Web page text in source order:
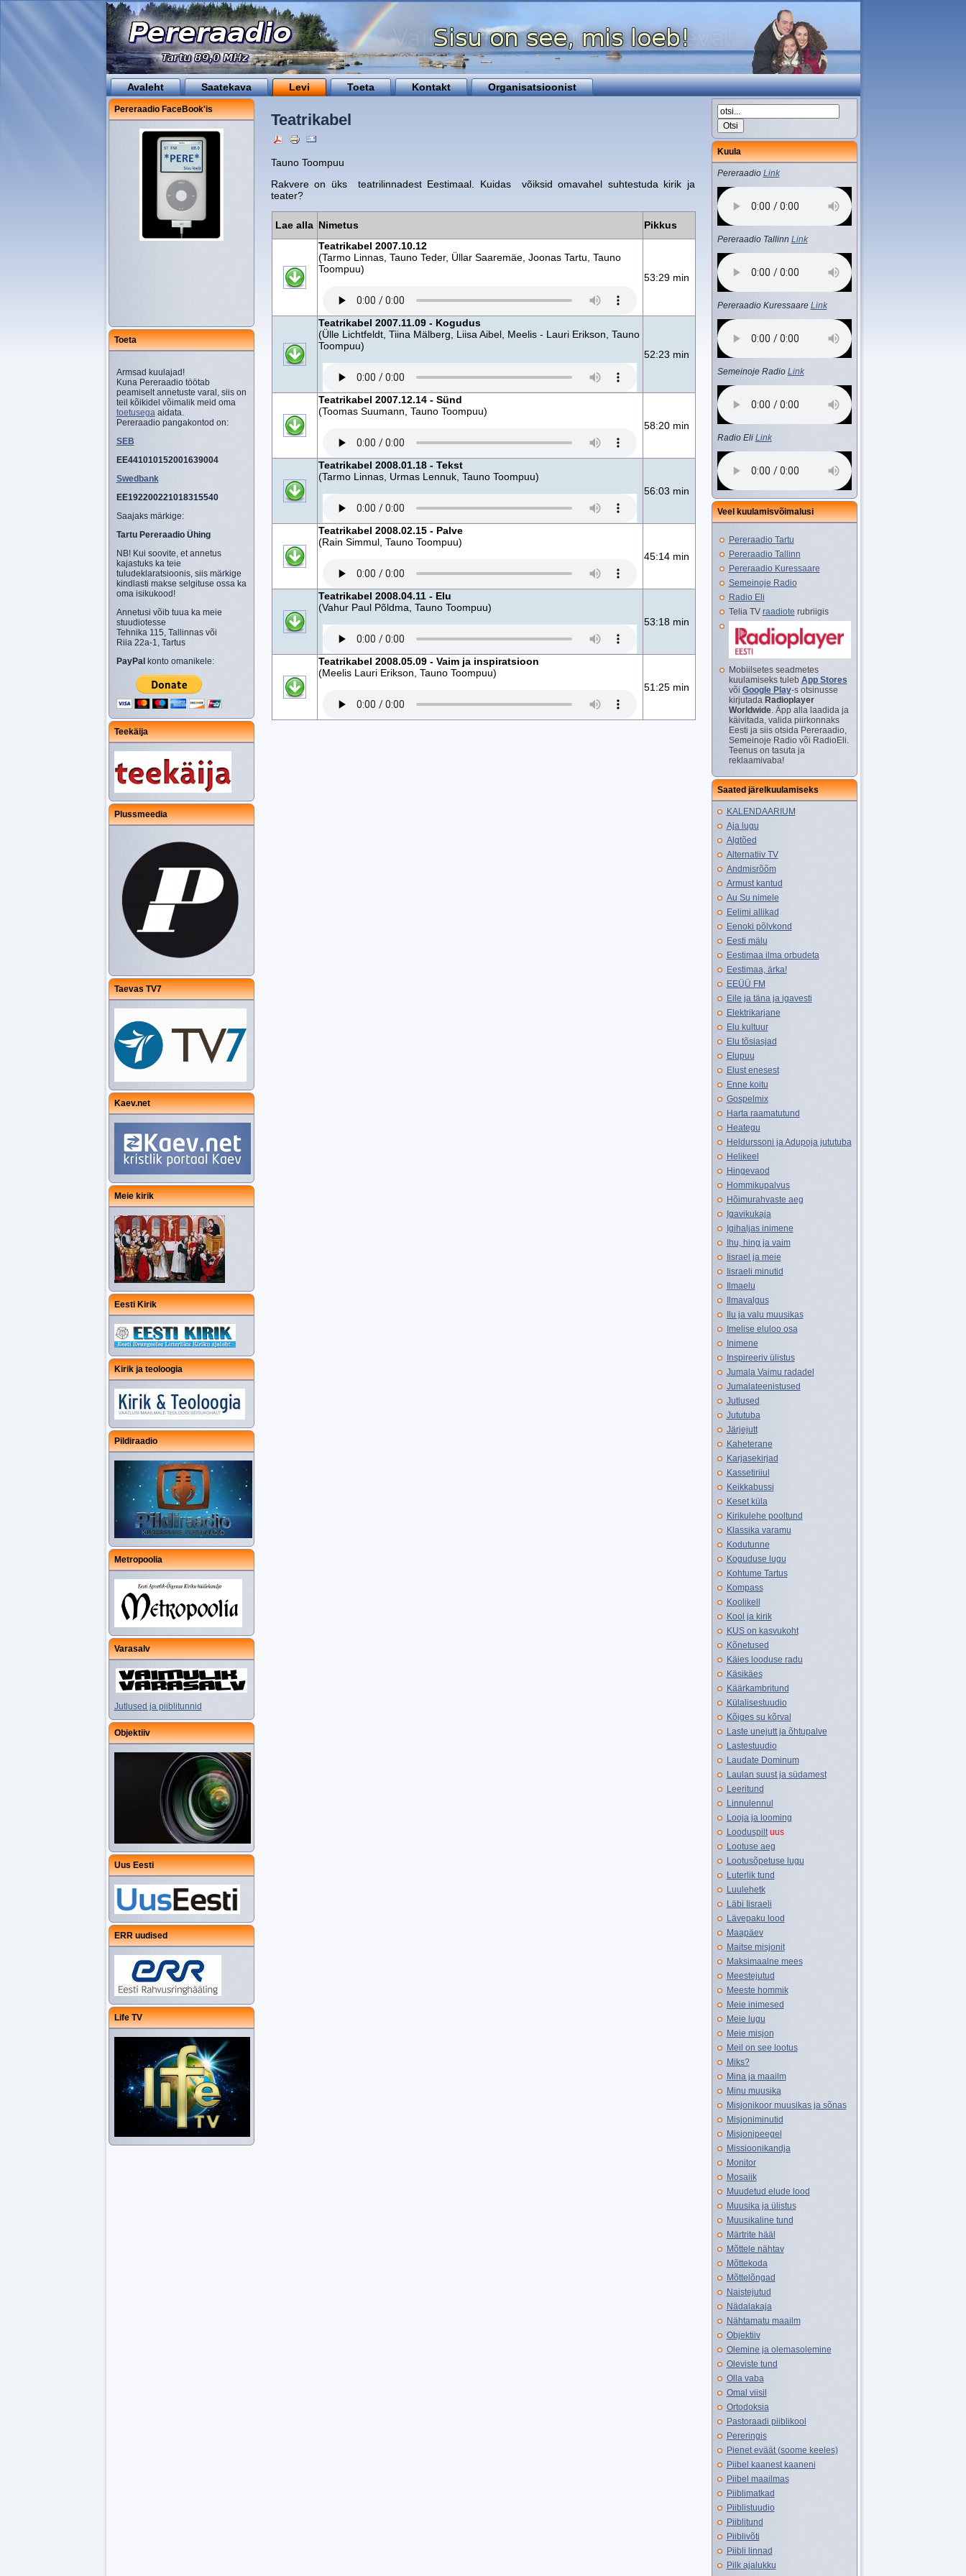
Avaleht Saatekava Levi Toeta Kontakt Organisatsioonist
Pereraadio FaceBook'is
Toeta
Armsad kuulajad!
Kuna Pereraadio töötab
peamiselt annetuste varal, siis on
teil kõikidel võimalik meid oma
toetusegaaidata.
Pereraadio pangakontod on:
SEB
EE441010152001639004
Swedbank
EE192200221018315540
Saajaks märkige:
Tartu Pereraadio Ühing
NB! Kui soovite, et annetus
kajastuks ka teie
tuludeklaratsioonis, siis märkige
kindlasti makse selgituse ossa ka
oma isikukood!
Annetusi võib tuua ka meie
stuudiotesse
Tehnika 115, Tallinnas või
Riia 22a-1, Tartus
PayPal konto omanikele:
Teekäija
Plussmeedia
Taevas TV7
Kaev.net
Meie kirik
Eesti Kirik
Kirik ja teoloogia
Pildiraadio
Metropoolia
Varasalv
Jutlused ja piiblitunnid
Objektiiv
Uus Eesti
ERR uudised
Life TV
Teatrikabel
Tauno Toompuu
Rakvere on üks teatrilinnadest Eestimaal. Kuidas võiksid omavahel suhtestuda kirik ja
teater?
Lae alla Nimetus
Pikkus
Teatrikabel 2007.10.12
(Tarmo Linnas, Tauno Teder, Üllar Saaremäe, Joonas Tartu, Tauno
Toompuu)
53:29 min
Teatrikabel 2007.11.09 - Kogudus
(Ülle Lichtfeldt, Tiina Mälberg, Liisa Aibel, Meelis - Lauri Erikson, Tauno
Toompuu)
52:23 min
Teatrikabel 2007.12.14 - Sünd
(Toomas Suumann, Tauno Toompuu)
58:20 min
Teatrikabel 2008.01.18 - Tekst
(Tarmo Linnas, Urmas Lennuk, Tauno Toompuu)
56:03 min
Teatrikabel 2008.02.15 - Palve
(Rain Simmul, Tauno Toompuu)
45:14 min
Teatrikabel 2008.04.11 - Elu
(Vahur Paul Põldma, Tauno Toompuu)
53:18 min
Teatrikabel 2008.05.09 - Vaim ja inspiratsioon
(Meelis Lauri Erikson, Tauno Toompuu)
51:25 min
Kuula
Pereraadio Link
Pereraadio Tallinn Link
Pereraadio Kuressaare Link
Semeinoje Radio Link
Radio Eli Link
Veel kuulamisvõimalusi
Pereraadio Tartu
Pereraadio Tallinn
Pereraadio Kuressaare
Semeinoje Radio
Radio Eli
Telia TV raadiote rubriigis
Mobiilsetes seadmetes
kuulamiseks tuleb App Stores
või Google Play-s otsinusse
kirjutada Radioplayer
Worldwide. Äpp alla laadida ja
käivitada, valida piirkonnaks
Eesti ja siis otsida Pereraadio,
Semeinoje Radio või RadioEli.
Teenus on tasuta ja
reklaamivaba!
Saated järelkuulamiseks
KALENDAARIUM
Aja lugu
Algtõed
Alternatiiv TV
Andmisrõõm
Armust kantud
Au Su nimele
Eelimi allikad
Eenoki põlvkond
Eesti mälu
Eestimaa ilma orbudeta
Eestimaa, ärka!
EEÜÜ FM
Eile ja täna ja igavesti
Elektrikarjane
Elu kultuur
Elu tõsiasjad
Elupuu
Elust enesest
Enne koitu
Gospelmix
Harta raamatutund
Heategu
Heldurssoni ja Adupoja jututuba
Helikeel
Hingevaod
Hommikupalvus
Hõimurahvaste aeg
Igavikukaja
Igihaljas inimene
Ihu, hing ja vaim
Iisrael ja meie
Iisraeli minutid
Ilmaelu
Ilmavalgus
Ilu ja valu muusikas
Imelise eluloo osa
Inimene
Inspireeriv ülistus
Jumala Vaimu radadel
Jumalateenistused
Jutlused
Jututuba
Järjejutt
Kaheterane
Karjasekirjad
Kassetiriiul
Keikkabussi
Keset küla
Kirikulehe pooltund
Klassika varamu
Kodutunne
Koguduse lugu
Kohtume Tartus
Kompass
Koolikell
Kool ja kirik
KUS on kasvukoht
Kõnetused
Käies looduse radu
Käsikäes
Käärkambritund
Külalisestuudio
Kõiges su kõrval
Laste unejutt ja õhtupalve
Lastestuudio
Laudate Dominum
Laulan suust ja südamest
Leeritund
Linnulennul
Looja ja looming
Looduspilt uus
Lootuse aeg
Lootusõpetuse lugu
Luterlik tund
Luulehetk
Läbi Iisraeli
Lävepaku lood
Maapäev
Maitse misjonit
Maksimaalne mees
Meestejutud
Meeste hommik
Meie inimesed
Meie lugu
Meie misjon
Meil on see lootus
Miks?
Mina ja maailm
Minu muusika
Misjonikoor muusikas ja sõnas
Misjoniminutid
Misjonipeegel
Missioonikandja
Monitor
Mosaiik
Muudetud elude lood
Muusika ja ülistus
Muusikaline tund
Märtrite hääl
Mõttele nähtav
Mõttekoda
Mõttelõngad
Naistejutud
Nädalakaja
Nähtamatu maailm
Objektiiv
Olemine ja olemasolemine
Oleviste tund
Olla vaba
Omal viisil
Ortodoksia
Pastoraadi piiblikool
Pereringis
Pienet eväät (soome keeles)
Piibel kaanest kaaneni
Piibel maailmas
Piiblimatkad
Piiblistuudio
Piiblitund
Piiblivõti
Piibli linnad
Pilk ajalukku